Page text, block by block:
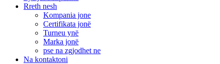
Rreth nesh
Kompania jone
Certifikata jonë
Turneu ynë
Marka jonë
pse na zgjodhet ne
Na kontaktoni